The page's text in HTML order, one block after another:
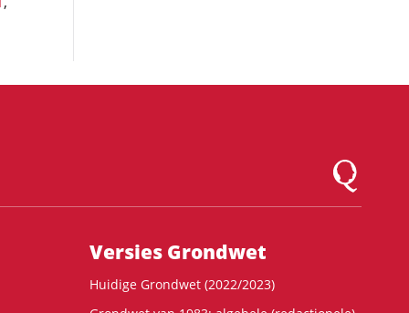
Logo
Versies Grondwet
Huidige Grondwet (2022/2023)